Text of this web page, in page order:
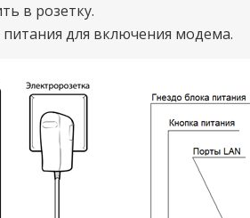
в розетку.
для включения модема.